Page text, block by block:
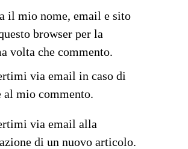
il mio nome, email e sito
browser per la
volta che commento.
via email in caso di
al mio commento.
via email alla
di un nuovo articolo.